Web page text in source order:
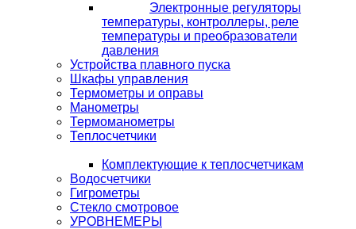
Электронные регуляторы
температуры, контроллеры, реле
температуры и преобразователи
давления
Устройства плавного пуска
Шкафы управления
Термометры и оправы
Манометры
Термоманометры
Теплосчетчики
Комплектующие к теплосчетчикам
Водосчетчики
Гигрометры
Стекло смотровое
УРОВНЕМЕРЫ